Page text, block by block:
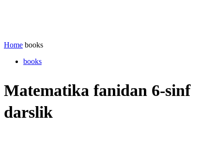
Home books
books
Matematika fanidan 6-sinf
darslik